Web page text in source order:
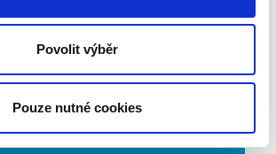
Povolit výběr
Pouze nutné cookies
Nanny přivolá pomoc, i když si
ještě samo říct neumí. Díky
certifikaci je také často využíván
v nemocnicích.